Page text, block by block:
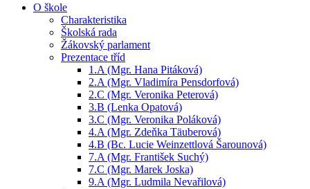
O škole
Charakteristika
Školská rada
Žákovský parlament
Prezentace tříd
1.A (Mgr. Hana Pitáková)
2.A (Mgr. Vladimíra Pensdorfová)
2.C (Mgr. Veronika Peterová)
3.B (Lenka Opatová)
3.C (Mgr. Veronika Poláková)
4.A (Mgr. Zdeňka Täuberová)
4.B (Bc. Lucie Weinzettlová Šarounová)
7.A (Mgr. František Suchý)
7.C (Mgr. Marek Joska)
9.A (Mgr. Ludmila Nevařilová)